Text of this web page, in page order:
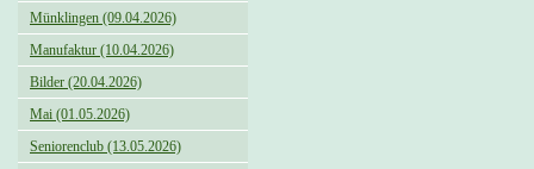
Münklingen (09.04.2026)
Manufaktur (10.04.2026)
Bilder (20.04.2026)
Mai (01.05.2026)
Seniorenclub (13.05.2026)